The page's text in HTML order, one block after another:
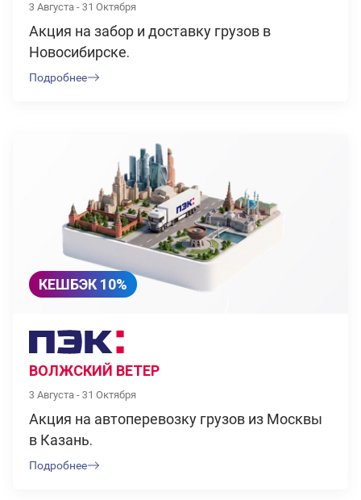
3 Августа - 31 Октября
Акция на забор и доставку грузов в
Новосибирске.
Подробнее
КЕШБЭК 10%
ВОЛЖСКИЙ ВЕТЕР
3 Августа - 31 Октября
Акция на автоперевозку грузов из Москвы
в Казань.
Подробнее